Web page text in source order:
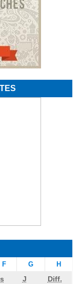
F G H
J
Diff.